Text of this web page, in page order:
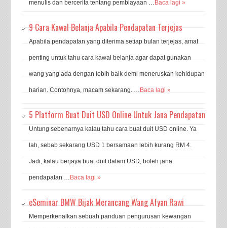
menulis dan bercerita tentang pembiayaan …Baca lagi »
9 Cara Kawal Belanja Apabila Pendapatan Terjejas
Apabila pendapatan yang diterima setiap bulan terjejas, amat
penting untuk tahu cara kawal belanja agar dapat gunakan
wang yang ada dengan lebih baik demi meneruskan kehidupan
harian. Contohnya, macam sekarang. …Baca lagi »
5 Platform Buat Duit USD Online Untuk Jana Pendapatan
Untung sebenarnya kalau tahu cara buat duit USD online. Ya
lah, sebab sekarang USD 1 bersamaan lebih kurang RM 4.
Jadi, kalau berjaya buat duit dalam USD, boleh jana
pendapatan …Baca lagi »
eSeminar BMW Bijak Merancang Wang Afyan Rawi
Memperkenalkan sebuah panduan pengurusan kewangan